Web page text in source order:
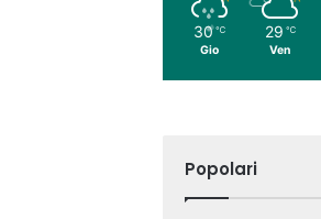
30 ℃
Gio
29 ℃
Ven
Popolari